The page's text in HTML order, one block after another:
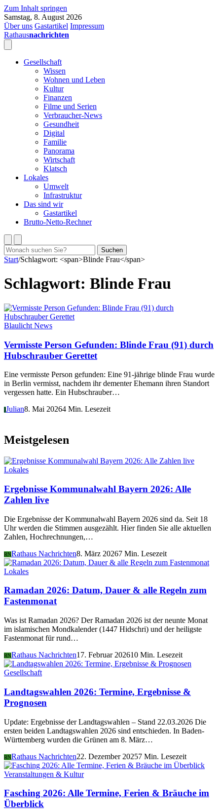
Zum Inhalt springen
Samstag, 8. August 2026
Über uns Gastartikel Impressum
Rathausnachrichten
Gesellschaft
Wissen
Wohnen und Leben
Kultur
Finanzen
Filme und Serien
Verbraucher-News
Gesundheit
Digital
Familie
Panorama
Wirtschaft
Klatsch
Lokales
Umwelt
Infrastruktur
Das sind wir
Gastartikel
Brutto-Netto-Rechner
Suchen
nach:
Suchen
Start/Schlagwort: <span>Blinde Frau</span>
Schlagwort: Blinde Frau
Blaulicht News
Vermisste Person Gefunden: Blinde Frau (91) durch
Hubschrauber Gerettet
Eine vermisste Person gefunden: Eine 91-jährige blinde Frau wurde
in Berlin vermisst, nachdem ihr dementer Ehemann ihren Standort
vergessen hatte. Ein Hubschrauber…
JJulian8. Mai 20264 Min. Lesezeit
Meistgelesen
Lokales
Ergebnisse Kommunalwahl Bayern 2026: Alle
Zahlen live
Die Ergebnisse der Kommunalwahl Bayern 2026 sind da. Seit 18
Uhr werden die Stimmen ausgezählt. Hier finden Sie alle aktuellen
Zahlen, Hochrechnungen,…
RNRathaus Nachrichten8. März 20267 Min. Lesezeit
Lokales
Ramadan 2026: Datum, Dauer & alle Regeln zum
Fastenmonat
Was ist Ramadan 2026? Der Ramadan 2026 ist der neunte Monat
im islamischen Mondkalender (1447 Hidschri) und der heiligste
Fastenmonat für rund…
RNRathaus Nachrichten17. Februar 202610 Min. Lesezeit
Gesellschaft
Landtagswahlen 2026: Termine, Ergebnisse &
Prognosen
Update: Ergebnisse der Landtagswahlen – Stand 22.03.2026 Die
ersten beiden Landtagswahlen 2026 sind entschieden. In Baden-
Württemberg wurden die Grünen am 8. März…
RNRathaus Nachrichten22. Dezember 20257 Min. Lesezeit
Veranstaltungen & Kultur
Fasching 2026: Alle Termine, Ferien & Bräuche im
Überblick